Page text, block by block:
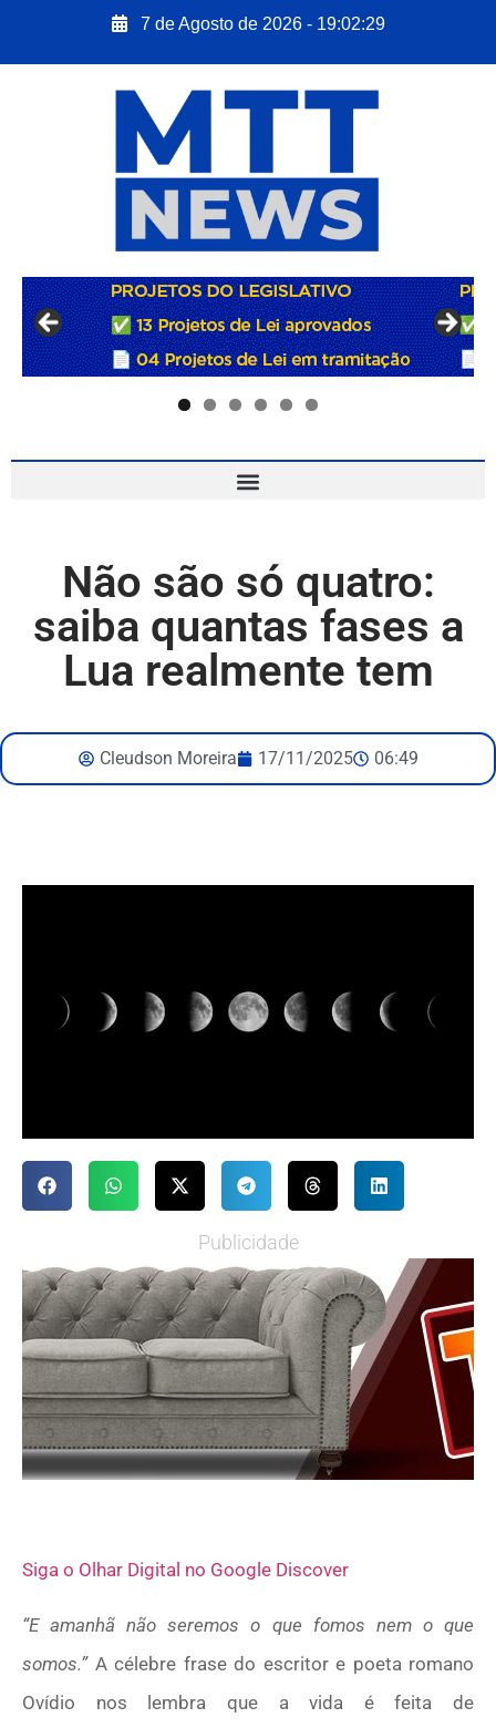
7 de Agosto de 2026 - 19:02:30
Não são só quatro:
saiba quantas fases a
Lua realmente tem
Cleudson Moreira 17/11/2025 06:49
Publicidade
Siga o Olhar Digital no Google Discover
“E amanhã não seremos o que fomos nem o que
somos.”A célebre frase do escritor e poeta romano
Ovídio nos lembra que a vida é feita de